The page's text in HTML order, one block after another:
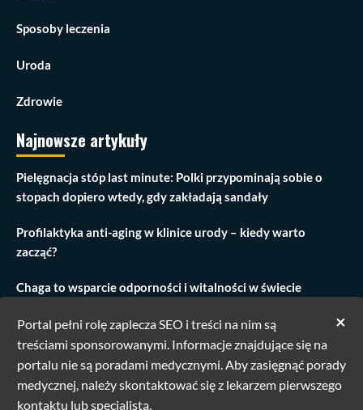
×
Portal pełni rolę zaplecza SEO i treści na nim są
treściami sponsorowanymi. Informacje znajdujące się na
portalu nie są poradami medycznymi. Aby zasięgnąć porady
medycznej, należy skontaktować się z lekarzem pierwszego
kontaktu lub specjalistą.
Sposoby leczenia
Uroda
Zdrowie
Najnowsze artykuły
Pielęgnacja stóp last minute: Polki przypominają sobie o
stopach dopiero wtedy, gdy zakładają sandały
Profilaktyka anti-aging w klinice urody – kiedy warto
zacząć?
Chaga to wsparcie odporności i witalności w świecie
Zabieg modelowania ust w Warszawie: Odkryj piękno z
Linea Corporis